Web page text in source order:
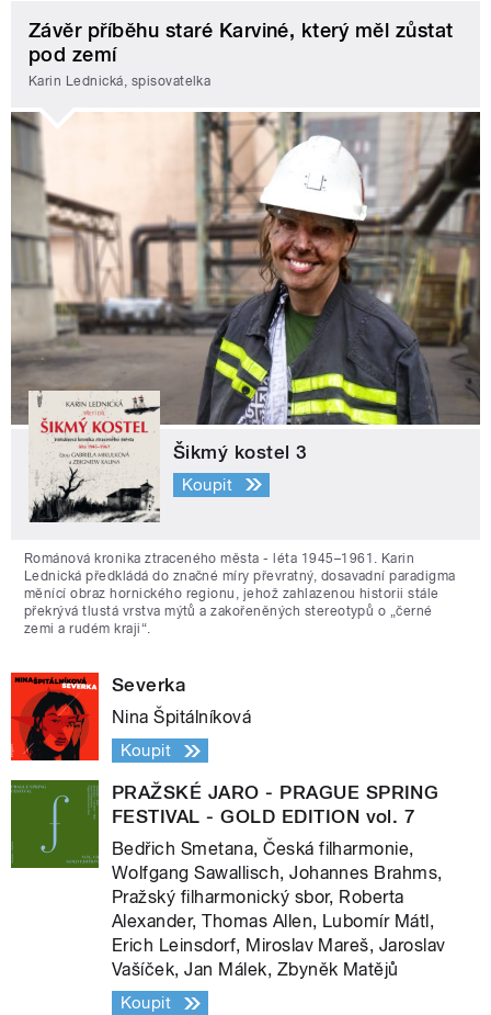
Závěr příběhu staré Karviné, který měl zůstat
pod zemí
Karin Lednická, spisovatelka
Šikmý kostel 3
Koupit
Románová kronika ztraceného města - léta 1945–1961. Karin
Lednická předkládá do značné míry převratný, dosavadní paradigma
měnící obraz hornického regionu, jehož zahlazenou historii stále
překrývá tlustá vrstva mýtů a zakořeněných stereotypů o „černé
zemi a rudém kraji“.
Severka
Nina Špitálníková
Koupit
PRAŽSKÉ JARO - PRAGUE SPRING
FESTIVAL - GOLD EDITION vol. 7
Bedřich Smetana, Česká filharmonie,
Wolfgang Sawallisch, Johannes Brahms,
Pražský filharmonický sbor, Roberta
Alexander, Thomas Allen, Lubomír Mátl,
Erich Leinsdorf, Miroslav Mareš, Jaroslav
Vašíček, Jan Málek, Zbyněk Matějů
Koupit